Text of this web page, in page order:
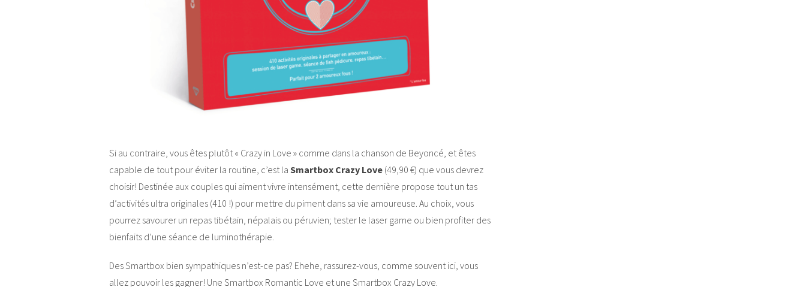
Si au contraire, vous êtes plutôt « Crazy in Love » comme dans la chanson de Beyoncé, et êtes
capable de tout pour éviter la routine, c’est la Smartbox Crazy Love (49,90 €) que vous devrez
choisir! Destinée aux couples qui aiment vivre intensément, cette dernière propose tout un tas
d’activités ultra originales (410 !) pour mettre du piment dans sa vie amoureuse. Au choix, vous
pourrez savourer un repas tibétain, népalais ou péruvien; tester le laser game ou bien profiter des
bienfaits d’une séance de luminothérapie.
Des Smartbox bien sympathiques n’est-ce pas? Ehehe, rassurez-vous, comme souvent ici, vous
allez pouvoir les gagner! Une Smartbox Romantic Love et une Smartbox Crazy Love.